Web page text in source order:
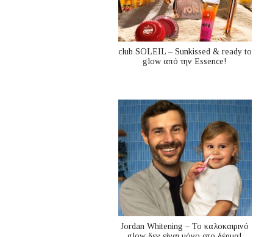
club SOLEIL – Sunkissed & ready to
glow από την Essence!
Jordan Whitening – Το καλοκαιρινό